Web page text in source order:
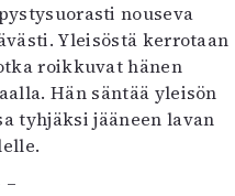
nouseva
Yleisöstä kerrotaan
roikkuvat hänen
Hän säntää yleisön
tyhjäksi jääneen lavan
–